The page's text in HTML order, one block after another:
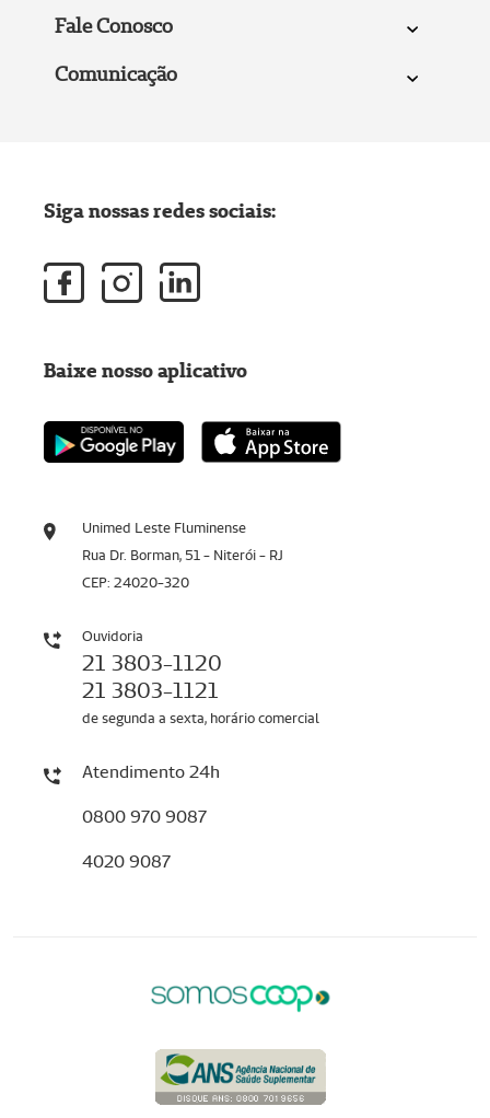
Fale Conosco
Comunicação
Unimed Leste Fluminense
Rua Dr. Borman, 51 - Niterói - RJ
CEP: 24020-320
Ouvidoria
21 3803-1120
21 3803-1121
de segunda a sexta, horário comercial
Atendimento 24h
0800 970 9087
4020 9087
Siga nossas redes sociais:
Baixe nosso aplicativo